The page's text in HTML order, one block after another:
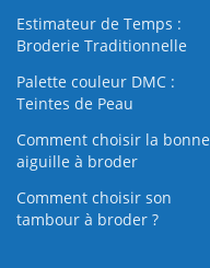
Estimateur de Temps :
Broderie Traditionnelle
Palette couleur DMC :
Teintes de Peau
Comment choisir la bonne
aiguille à broder
Comment choisir son
tambour à broder ?